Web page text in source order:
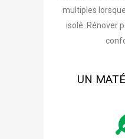
multiples
isolé. Rénover
UN